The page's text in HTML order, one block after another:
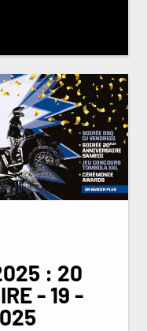
: 20
- 19 -